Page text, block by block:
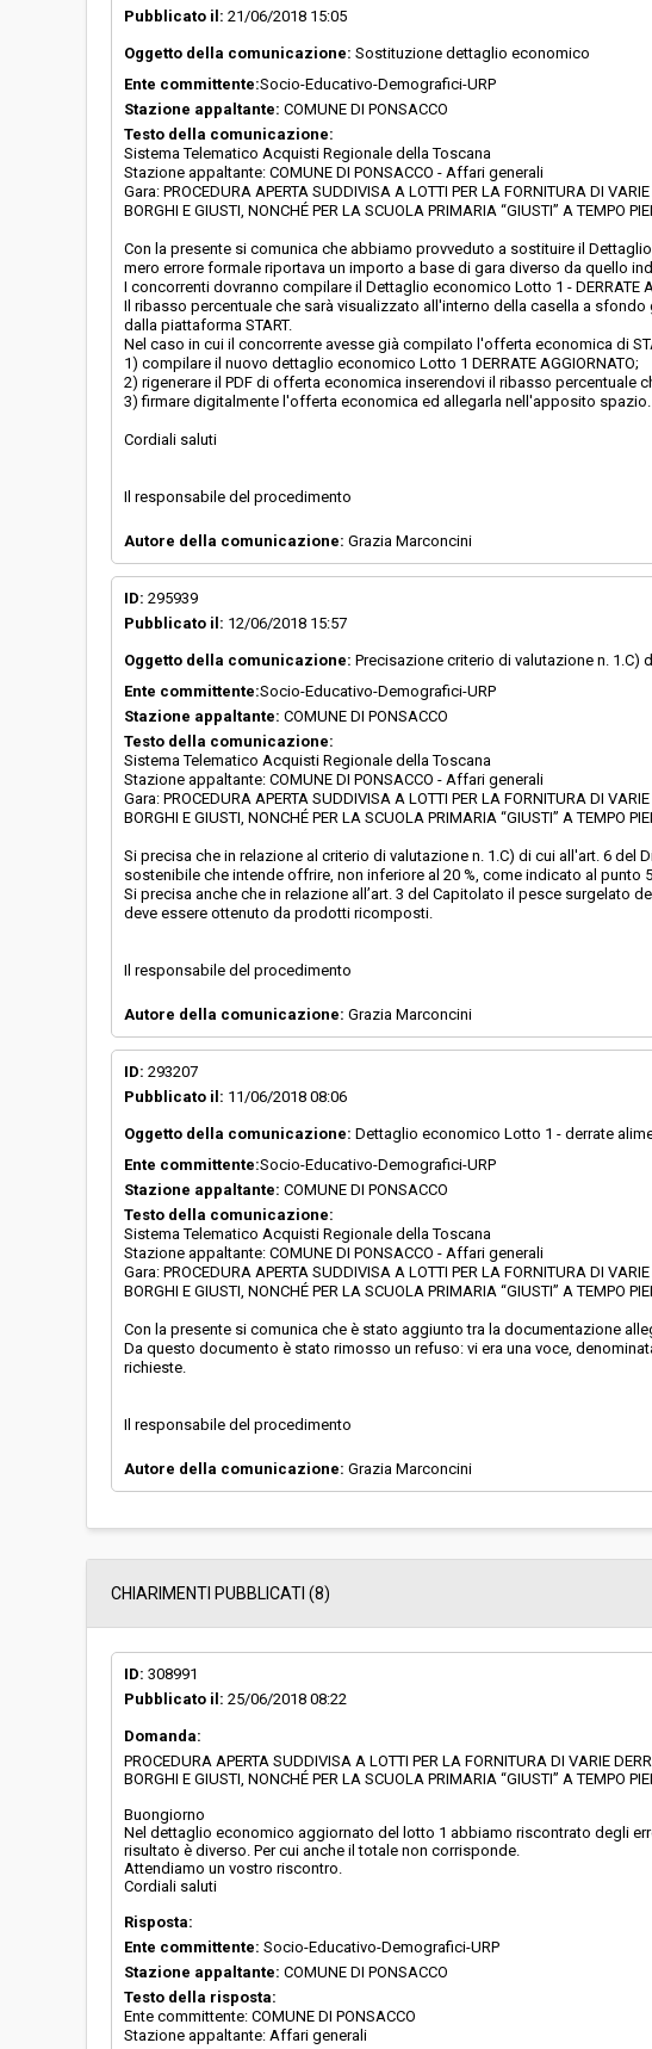
Pubblicato il: 21/06/2018 15:05
Oggetto della comunicazione: Sostituzione dettaglio economico
Ente committente:Socio-Educativo-Demografici-URP
Stazione appaltante: COMUNE DI PONSACCO
Testo della comunicazione:
Sistema Telematico Acquisti Regionale della Toscana
Stazione appaltante: COMUNE DI PONSACCO - Affari generali
Gara: PROCEDURA APERTA SUDDIVISA A LOTTI PER LA FORNITURA DI
BORGHI E GIUSTI, NONCHÉ PER LA SCUOLA PRIMARIA “GIUSTI” A TEMPO
Con la presente si comunica che abbiamo provveduto a sostituire il
mero errore formale riportava un importo a base di gara diverso da quello
I concorrenti dovranno compilare il Dettaglio economico Lotto 1 -
Il ribasso percentuale che sarà visualizzato all'interno della casella a
dalla piattaforma START.
Nel caso in cui il concorrente avesse già compilato l'offerta economica di
1) compilare il nuovo dettaglio economico Lotto 1 DERRATE AGGIORNATO;
2) rigenerare il PDF di offerta economica inserendovi il ribasso
3) firmare digitalmente l'offerta economica ed allegarla nell'apposito spazio.
Cordiali saluti
Il responsabile del procedimento
Autore della comunicazione: Grazia Marconcini
ID: 295939
Pubblicato il: 12/06/2018 15:57
Oggetto della comunicazione: Precisazione criterio di valutazione n. 1.C)
Ente committente:Socio-Educativo-Demografici-URP
Stazione appaltante: COMUNE DI PONSACCO
Testo della comunicazione:
Sistema Telematico Acquisti Regionale della Toscana
Stazione appaltante: COMUNE DI PONSACCO - Affari generali
Gara: PROCEDURA APERTA SUDDIVISA A LOTTI PER LA FORNITURA DI
BORGHI E GIUSTI, NONCHÉ PER LA SCUOLA PRIMARIA “GIUSTI” A TEMPO
Si precisa che in relazione al criterio di valutazione n. 1.C) di cui all'art. 6
sostenibile che intende offrire, non inferiore al 20 %, come indicato al punto
Si precisa anche che in relazione all’art. 3 del Capitolato il pesce surgelato
deve essere ottenuto da prodotti ricomposti.
Il responsabile del procedimento
Autore della comunicazione: Grazia Marconcini
ID: 293207
Pubblicato il: 11/06/2018 08:06
Oggetto della comunicazione: Dettaglio economico Lotto 1 - derrate
Ente committente:Socio-Educativo-Demografici-URP
Stazione appaltante: COMUNE DI PONSACCO
Testo della comunicazione:
Sistema Telematico Acquisti Regionale della Toscana
Stazione appaltante: COMUNE DI PONSACCO - Affari generali
Gara: PROCEDURA APERTA SUDDIVISA A LOTTI PER LA FORNITURA DI
BORGHI E GIUSTI, NONCHÉ PER LA SCUOLA PRIMARIA “GIUSTI” A TEMPO
Con la presente si comunica che è stato aggiunto tra la documentazione
Da questo documento è stato rimosso un refuso: vi era una voce,
richieste.
Il responsabile del procedimento
Autore della comunicazione: Grazia Marconcini
CHIARIMENTI PUBBLICATI (8)
ID: 308991
Pubblicato il: 25/06/2018 08:22
Domanda:
PROCEDURA APERTA SUDDIVISA A LOTTI PER LA FORNITURA DI VARIE
BORGHI E GIUSTI, NONCHÉ PER LA SCUOLA PRIMARIA “GIUSTI” A TEMPO
Buongiorno
Nel dettaglio economico aggiornato del lotto 1 abbiamo riscontrato degli
risultato è diverso. Per cui anche il totale non corrisponde.
Attendiamo un vostro riscontro.
Cordiali saluti
Risposta:
Ente committente: Socio-Educativo-Demografici-URP
Stazione appaltante: COMUNE DI PONSACCO
Testo della risposta:
Ente committente: COMUNE DI PONSACCO
Stazione appaltante: Affari generali